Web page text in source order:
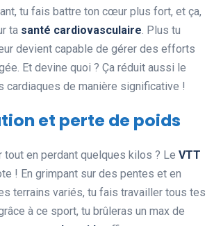
tu fais battre ton cœur plus fort, et ça,
ta santé cardiovasculaire. Plus tu
devient capable de gérer des efforts
Et devine quoi ? Ça réduit aussi le
cardiaques de manière significative !
et perte de poids
tout en perdant quelques kilos ? Le VTT
! En grimpant sur des pentes et en
terrains variés, tu fais travailler tous tes
à ce sport, tu brûleras un max de